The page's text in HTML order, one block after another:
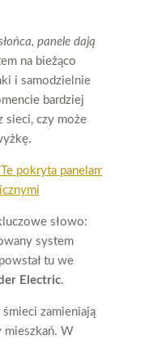
panele dają
na bieżąco
i samodzielnie
bardziej
sieci, czy może
słowo:
system
tu we
Electric.
zamieniają
mieszkań. W